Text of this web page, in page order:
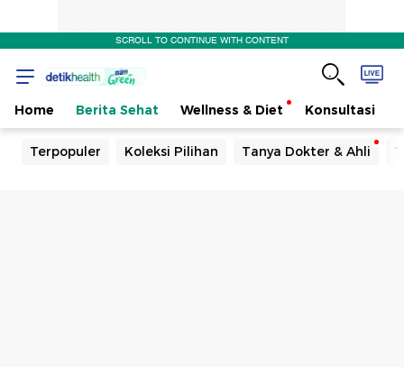
SCROLL TO CONTINUE WITH CONTENT
Home Berita Sehat Wellness & Diet Konsultasi
Terpopuler Koleksi Pilihan Tanya Dokter & Ahli